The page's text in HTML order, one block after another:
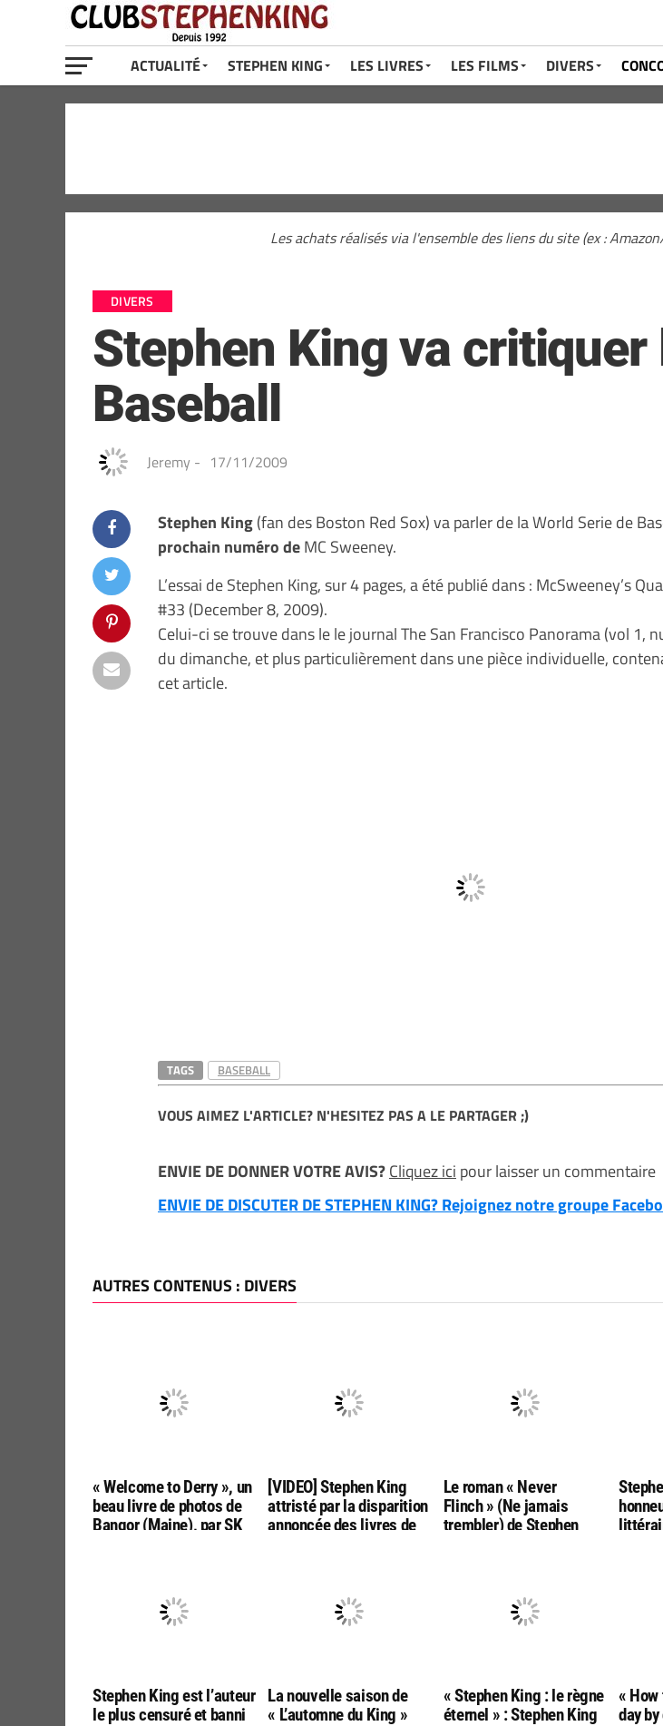
ACTUALITÉ STEPHEN KING LES LIVRES LES FILMS DIVERS
Les achats réalisés via l'ensemble des liens du site (ex :
DIVERS
Stephen King va critiquer
Baseball
Jeremy - 17/11/2009
Stephen King(fan des Boston Red Sox) va parler de la World Serie de
prochain numéro deMC Sweeney.
L’essai de Stephen King, sur 4 pages, a été publié dans : McSweeney’s
#33 (December 8, 2009).
Celui-ci se trouve dans le le journal The San Francisco Panorama (vol 1,
du dimanche, et plus particulièrement dans une pièce individuelle,
cet article.
TAGS BASEBALL
VOUS AIMEZ L'ARTICLE? N'HESITEZ PAS A LE PARTAGER ;)
ENVIE DE DONNER VOTRE AVIS?Cliquez ici pour laisser un commentaire
ENVIE DE DISCUTER DE STEPHEN KING? Rejoignez notre groupe
AUTRES CONTENUS : DIVERS
« Welcome to Derry », un
beau livre de photos de
Bangor (Maine), par SK
[VIDEO] Stephen King
attristé par la disparition
annoncée des livres de
Le roman « Never
Flinch » (Ne jamais
trembler) de Stephen
Stephen King est l’auteur
le plus censuré et banni
La nouvelle saison de
« L’automne du King »
« Stephen King : le règne
éternel » : Stephen King
« How
day